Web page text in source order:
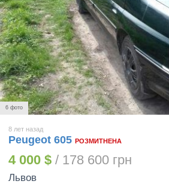
6 фото
8 лет назад
Peugeot 605 РОЗМИТНЕНА
4 000 $ / 178 600 грн
Львов